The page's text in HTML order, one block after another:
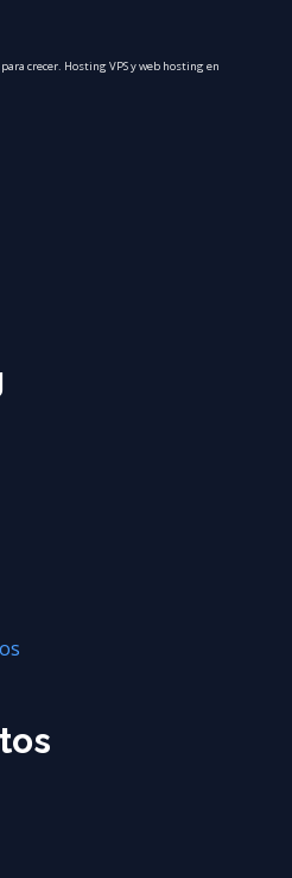
crecer. Hosting VPS y web hosting en